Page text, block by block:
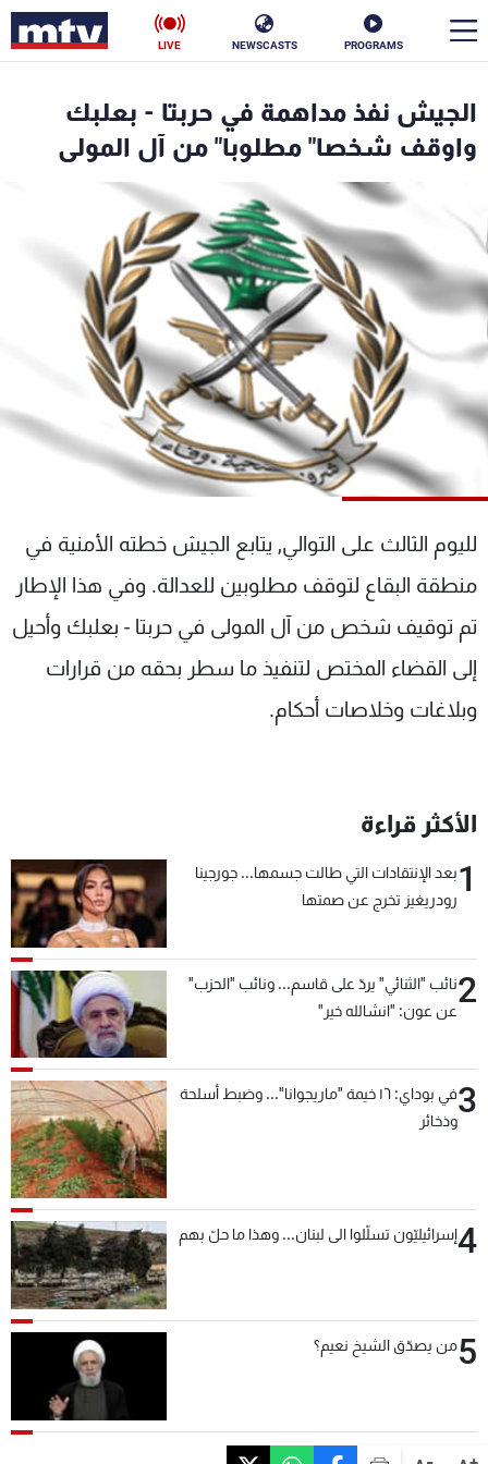
PROGRAMS
NEWSCASTS
LIVE
الجيش نفذ مداهمة في حربتا - بعلبك
واوقف شخصا" مطلوبا" من آل المولى
لليوم الثالث على التوالي, يتابع الجيش خطته الأمنية في
منطقة البقاع لتوقف مطلوبين للعدالة. وفي هذا الإطار
تم توقيف شخص من آل المولى في حربتا - بعلبك وأحيل
إلى القضاء المختص لتنفيذ ما سطر بحقه من قرارات
وبلاغات وخلاصات أحكام.
الأكثر قراءة
1بعد الإنتقادات التي طالت جسمها... جورجينا
رودريغيز تخرج عن صمتها
2نائب "الثنائي" يردّ على قاسم... ونائب "الحزب"
عن عون: "انشالله خير"
3
في بوداي: ١٦ خيمة "ماريجوانا"... وضبط أسلحة
وذخائر
4إسرائيليّون تسلّلوا الى لبنان... وهذا ما حلّ بهم
5من يصدّق الشيخ نعيم؟
الأخبار
إقتصاد فن
منوعات رياضة
كأس العالم
جدول البرامج
الترددات
الإنـتـاج
لاعلاناتكم
تواصل معنا
شروط الإسـتخدام
سياسة الخصوصية